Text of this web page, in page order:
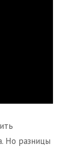
Но разницы